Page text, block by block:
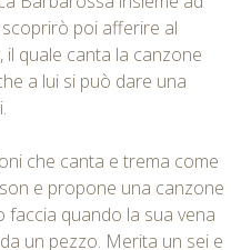
poi afferire al
il quale canta la canzone
a lui si può dare una
che canta e trema come
e propone una canzone
quando la sua vena
un pezzo. Merita un sei e